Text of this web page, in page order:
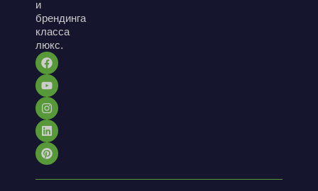
и
брендинга
класса
люкс.